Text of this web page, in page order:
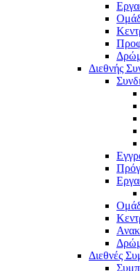
Διεθνής
Διεθνές